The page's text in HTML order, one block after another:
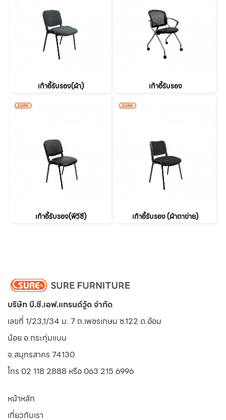
เก้าอี้รับรอง(ผ้า) เก้าอี้รับรอง
เก้าอี้รับรอง(พีวีซี) เก้าอี้รับรอง (ผ้าตาข่าย)
บริษัท บี.ซี.เอฟ.แกรนด์วู้ด จำกัด
เลขที่ 1/23,1/34 ม. 7 ถ.เพชรเกษม ซ.122 ต.อ้อม
น้อย อ.กระทุ่มแบน
จ.สมุทรสาคร 74130
โทร 02 118 2888 หรือ 063 215 6996
หน้าหลัก
เกี่ยวกับเรา